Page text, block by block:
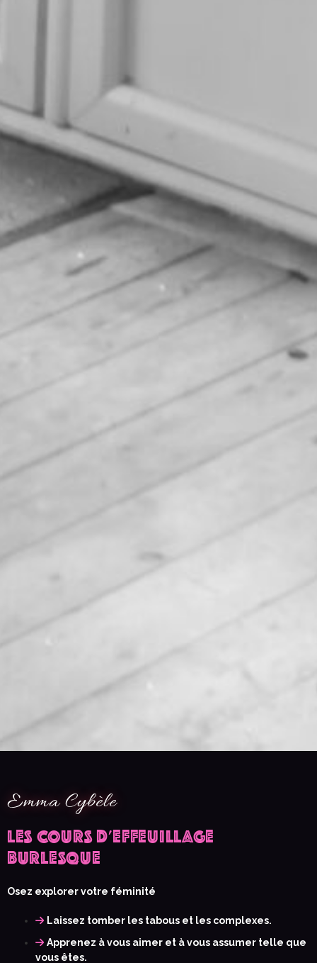
Emma Cybèle
LES COURS D'EFFEUILLAGE
BURLESQUE
Osez explorer votre féminité
Laissez tomber les tabous et les complexes.
Apprenez à vous aimer et à vous assumer telle que
vous êtes.